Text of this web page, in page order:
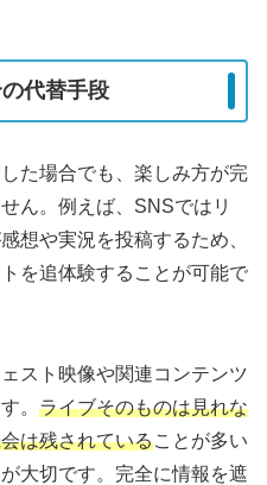
代替手段
た場合でも、楽しみ方が完
ん。例えば、SNSではリ
想や実況を投稿するため、
を追体験することが可能で
スト映像や関連コンテンツ
。 ライブそのものは見れな
は残されていることが多い
大切です。完全に情報を遮